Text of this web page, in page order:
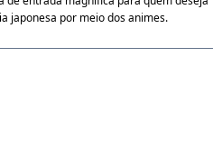
japonesa por meio dos animes.